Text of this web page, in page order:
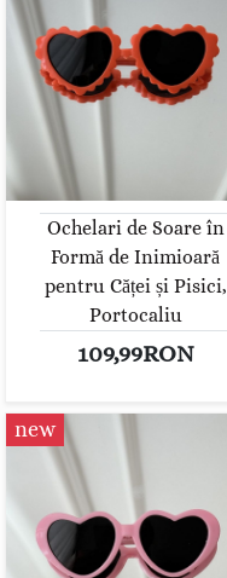
Ochelari de Soare în
Formă de Inimioară
pentru Căței și Pisici,
Portocaliu
109,99RON
new